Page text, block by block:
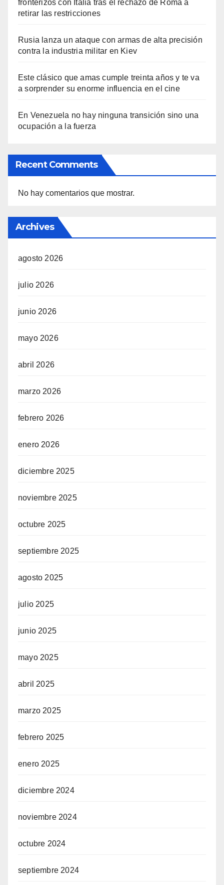
fronterizos con Italia tras el rechazo de Roma a
retirar las restricciones
Rusia lanza un ataque con armas de alta precisión
contra la industria militar en Kiev
Este clásico que amas cumple treinta años y te va
a sorprender su enorme influencia en el cine
En Venezuela no hay ninguna transición sino una
ocupación a la fuerza
Recent Comments
No hay comentarios que mostrar.
Archives
agosto 2026
julio 2026
junio 2026
mayo 2026
abril 2026
marzo 2026
febrero 2026
enero 2026
diciembre 2025
noviembre 2025
octubre 2025
septiembre 2025
agosto 2025
julio 2025
junio 2025
mayo 2025
abril 2025
marzo 2025
febrero 2025
enero 2025
diciembre 2024
noviembre 2024
octubre 2024
septiembre 2024